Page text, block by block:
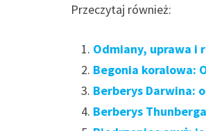
Przeczytaj również:
Odmiany, uprawa i
Begonia koralowa:
Berberys Darwina:
Berberys